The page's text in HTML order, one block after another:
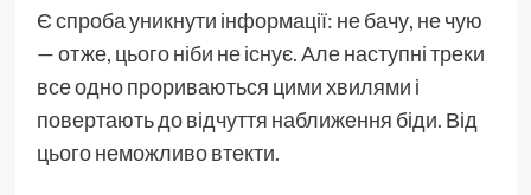
Є спроба уникнути інформації: не бачу, не чую
— отже, цього ніби не існує. Але наступні треки
все одно прориваються цими хвилями і
повертають до відчуття наближення біди. Від
цього неможливо втекти.